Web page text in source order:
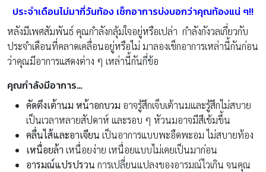
ประจำเดือนไม่มากี่วันท้อง เช็กอาการบ่งบอกว่าคุณท้องแน่ ๆ!!
หลังมีเพศสัมพันธ์ คุณกำลังกลุ้มใจอยู่หรือเปล่า กำลังกังวลเกี่ยวกับ
ประจำเดือนที่คลาดเคลื่อนอยู่หรือไม่ มาลองเช็กอาการเหล่านี้กันก่อน
ว่าคุณมีอาการแสดงต่าง ๆ เหล่านี้กันกี่ข้อ
คุณกำลังมีอาการ…
คัดตึงเต้านม หน้าอกบวม อาจรู้สึกเจ็บเต้านมและรู้สึกไม่สบาย
เป็นเวลาหลายสัปดาห์ และรอบ ๆ หัวนมอาจมีสีเข้มขึ้น
คลื่นไส้และอาเจียน เป็นอาการแบบพะอืดพะอม ไม่สบายท้อง
เหนื่อยล้า เหนื่อยง่าย เหนื่อยแบบไม่เคยเป็นมาก่อน
อารมณ์แปรปรวน การเปลี่ยนแปลงของอารมณ์ไวเกิน จนคุณ